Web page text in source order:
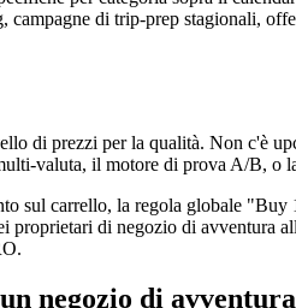
di trip-prep stagionali,
di prezzi per la qualità. Non c'è
valuta, il motore di prova A/B, o
sul carrello, la regola globale
proprietari di negozio di
negozio di